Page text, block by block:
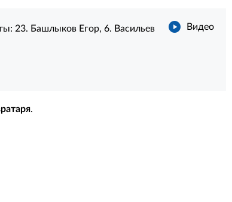
Видео
23. Башлыков Егор, 6. Васильев
.